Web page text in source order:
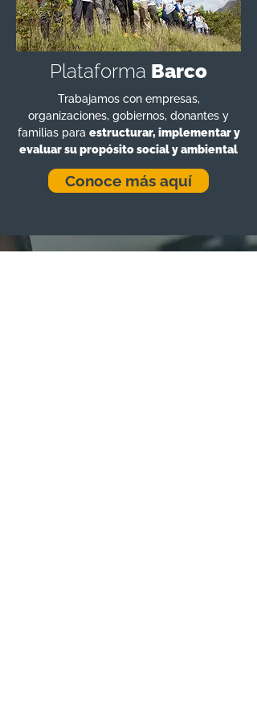
Plataforma Barco
Trabajamos con empresas,
organizaciones, gobiernos, donantes y
familias para estructurar, implementar y
evaluar su propósito social y ambiental
Conoce más aquí